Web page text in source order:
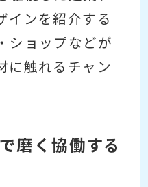
インを紹介する
ショップなどが
に触れるチャン
磨く協働する